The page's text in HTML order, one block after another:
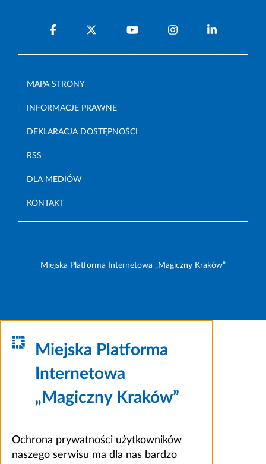
MAPA STRONY
INFORMACJE PRAWNE
DEKLARACJA DOSTĘPNOŚCI
RSS
DLA MEDIÓW
KONTAKT
Miejska Platforma Internetowa „Magiczny Kraków”
Miejska Platforma
Internetowa
„Magiczny Kraków”
Ochrona prywatności użytkowników
naszego serwisu ma dla nas bardzo